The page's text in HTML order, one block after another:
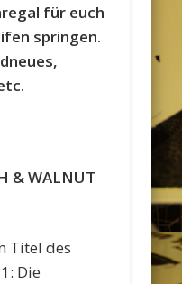
für euch
springen.
& WALNUT
Titel des
Die